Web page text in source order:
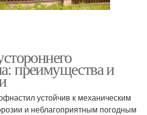
преимущества и
устойчив к механическим
и неблагоприятным погодным